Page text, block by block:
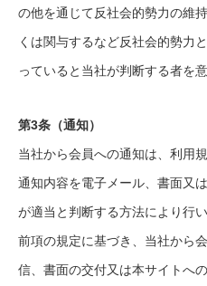
の他を通じて反社会的勢力の維
くは関与するなど反社会的勢力
っていると当社が判断する者を意
第3条（通知）
当社から会員への通知は、利用
通知内容を電子メール、書面又
が適当と判断する方法により行い
前項の規定に基づき、当社から
信、書面の交付又は本サイトへ